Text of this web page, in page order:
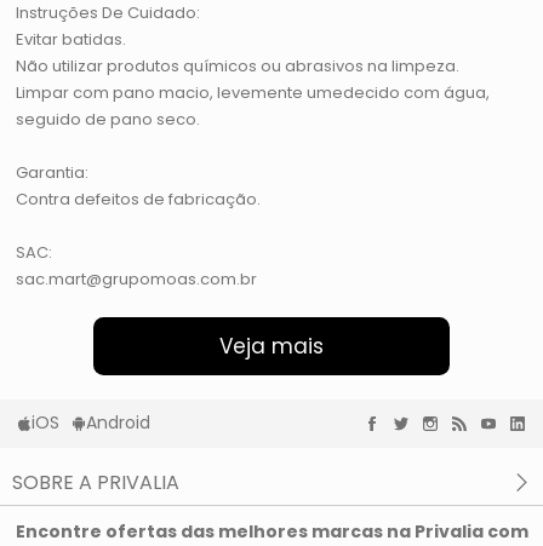
Instruções De Cuidado:
Evitar batidas.
Não utilizar produtos químicos ou abrasivos na limpeza.
Limpar com pano macio, levemente umedecido com água,
seguido de pano seco.
Garantia:
Contra defeitos de fabricação.
SAC:
sac.mart@grupomoas.com.br
Veja mais
iOS Android
SOBRE A PRIVALIA
Encontre ofertas das melhores marcas na Privalia com